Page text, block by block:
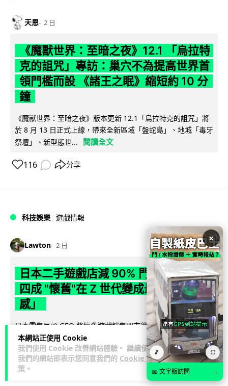
本網站正使用 Cookie
我們使用 Cookie 改善網站體驗。 繼續使用
我們的網站即表示您同意我們的 Cookie 政
策 。
天恩 2 日
《魔獸世界：至暗之夜》12.1 「烏拉特
克的詛咒」專訪：巢穴不為提高世界首
領門檻而設 《諸王之眠》縮短約 10 分
鐘
《魔獸世界：至暗之夜》版本更新 12.1「烏拉特克的詛咒」將
於 8 月 13 日正式上線，帶來全新區域「盤蛇島」、地城「毒牙
祭壇」、新型態世...
閱讀全文
116 分享
科技娛樂 遊戲情報
Lawton 2 日
日本二手遊戲店減 90% 門市 業績反增
四成 "懷舊"在 Z 世代變成最潮「新鮮
感」
日本零售巨頭 GEO 將懷舊遊戲銷售門市從 1,000 間大幅減至
99 間，但銷售額卻不降反升至過往的 1.4 倍。做到「減店增
收」奇蹟，... 閱讀全文
268
×
🎵 ⛶
📖 文字版訪問 →